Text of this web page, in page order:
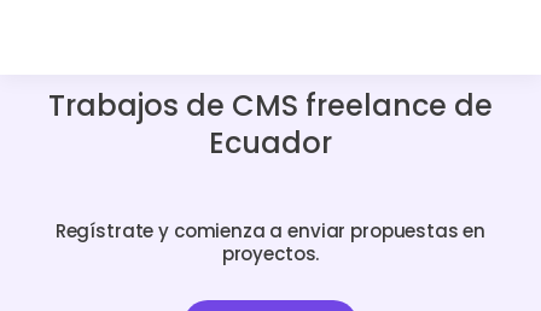
Trabajos de CMS freelance de
Ecuador
Regístrate y comienza a enviar propuestas en
proyectos.